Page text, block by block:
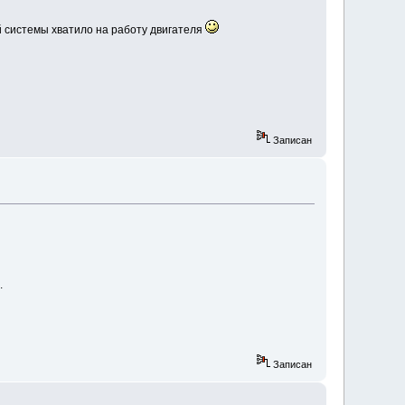
хватило на работу двигателя
Записан
Записан